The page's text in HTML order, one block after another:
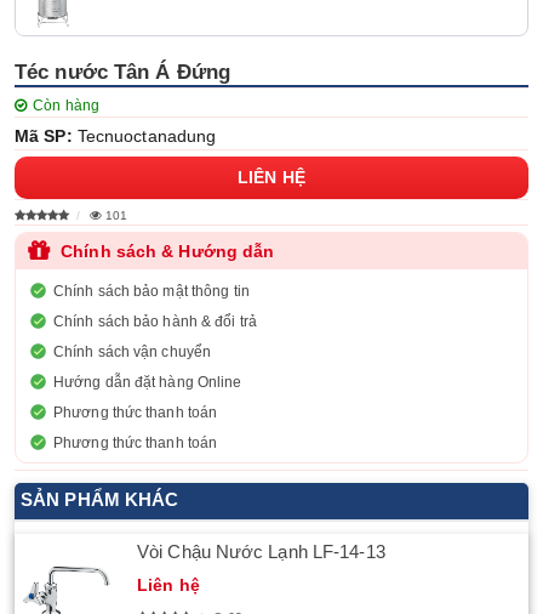
Téc nước Tân Á Đứng
Còn hàng
Mã SP: Tecnuoctanadung
LIÊN HỆ
101
Chính sách & Hướng dẫn
Chính sách bảo mật thông tin
Chính sách bảo hành & đổi trả
Chính sách vận chuyển
Hướng dẫn đặt hàng Online
Phương thức thanh toán
Phương thức thanh toán
SẢN PHẨM KHÁC
Vòi Chậu Nước Lạnh LF-14-13
Liên hệ